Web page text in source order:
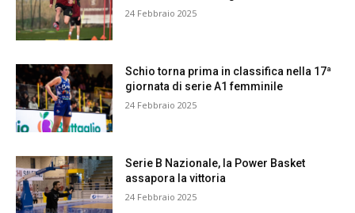
24 Febbraio 2025
Schio torna prima in classifica nella 17ª
giornata di serie A1 femminile
24 Febbraio 2025
Serie B Nazionale, la Power Basket
assapora la vittoria
24 Febbraio 2025